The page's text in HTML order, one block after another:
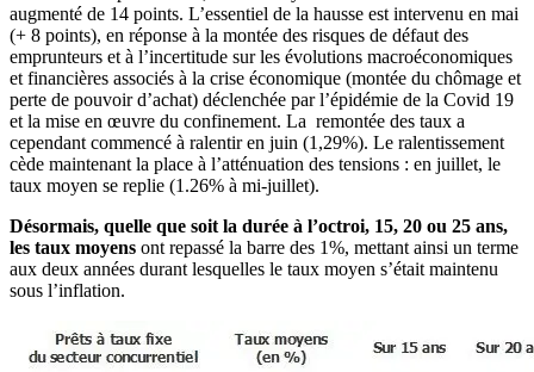
augmenté de 14 points. L’essentiel de la hausse est intervenu en mai
(+ 8 points), en réponse à la montée des risques de défaut des
emprunteurs et à l’incertitude sur les évolutions macroéconomiques
et financières associés à la crise économique (montée du chômage et
perte de pouvoir d’achat) déclenchée par l’épidémie de la Covid 19
et la mise en œuvre du confinement. La remontée des taux a
cependant commencé à ralentir en juin (1,29%). Le ralentissement
cède maintenant la place à l’atténuation des tensions : en juillet, le
taux moyen se replie (1.26% à mi-juillet).
Désormais, quelle que soit la durée à l’octroi, 15, 20 ou 25 ans,
les taux moyens ont repassé la barre des 1%, mettant ainsi un terme
aux deux années durant lesquelles le taux moyen s’était maintenu
sous l’inflation.